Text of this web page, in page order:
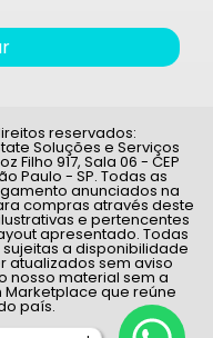
reservados:
Soluções e Serviços
Filho 917, Sala 06 - CEP
Paulo - SP. Todas as
anunciados na
compras através deste
e pertencentes
apresentado. Todas
a disponibilidade
atualizados sem aviso
nosso material sem a
Marketplace que reúne
país.